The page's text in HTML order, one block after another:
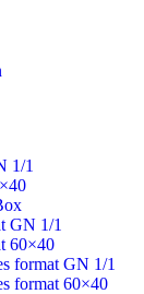
1/1
GN 1/1
60×40
format GN 1/1
format 60×40